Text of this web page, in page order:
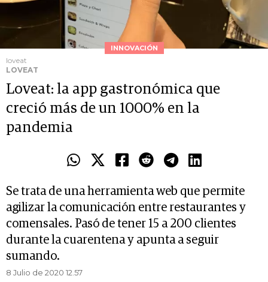
INNOVACIÓN
loveat
LOVEAT
Loveat: la app gastronómica que
creció más de un 1000% en la
pandemia
Se trata de una herramienta web que permite
agilizar la comunicación entre restaurantes y
comensales. Pasó de tener 15 a 200 clientes
durante la cuarentena y apunta a seguir
sumando.
8 Julio de 2020 12.57